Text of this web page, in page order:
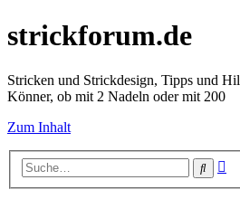
strickforum.de
Stricken und Strickdesign, Tipps und
Könner, ob mit 2 Nadeln oder mit 200
Zum Inhalt
Suche